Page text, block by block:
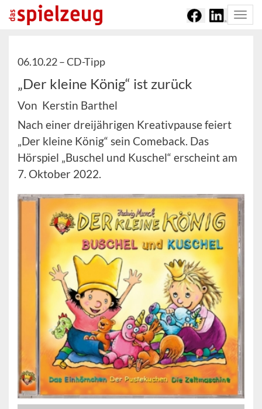
06.10.22 –CD-Tipp
„Der kleine König“ ist zurück
Von Kerstin Barthel
Nach einer dreijährigen Kreativpause feiert
„Der kleine König“ sein Comeback. Das
Hörspiel „Buschel und Kuschel“ erscheint am
7. Oktober 2022.